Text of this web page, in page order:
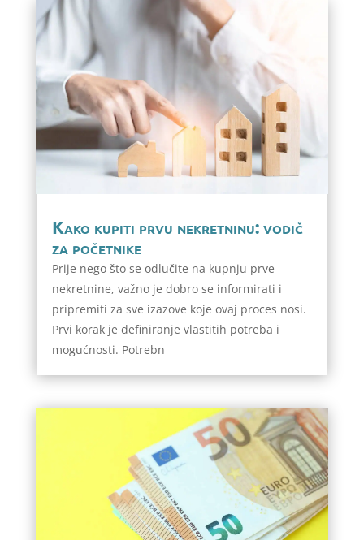
Kako kupiti prvu nekretninu: vodič
za početnike
Prije nego što se odlučite na kupnju prve
nekretnine, važno je dobro se informirati i
pripremiti za sve izazove koje ovaj proces nosi.
Prvi korak je definiranje vlastitih potreba i
mogućnosti. Potrebn